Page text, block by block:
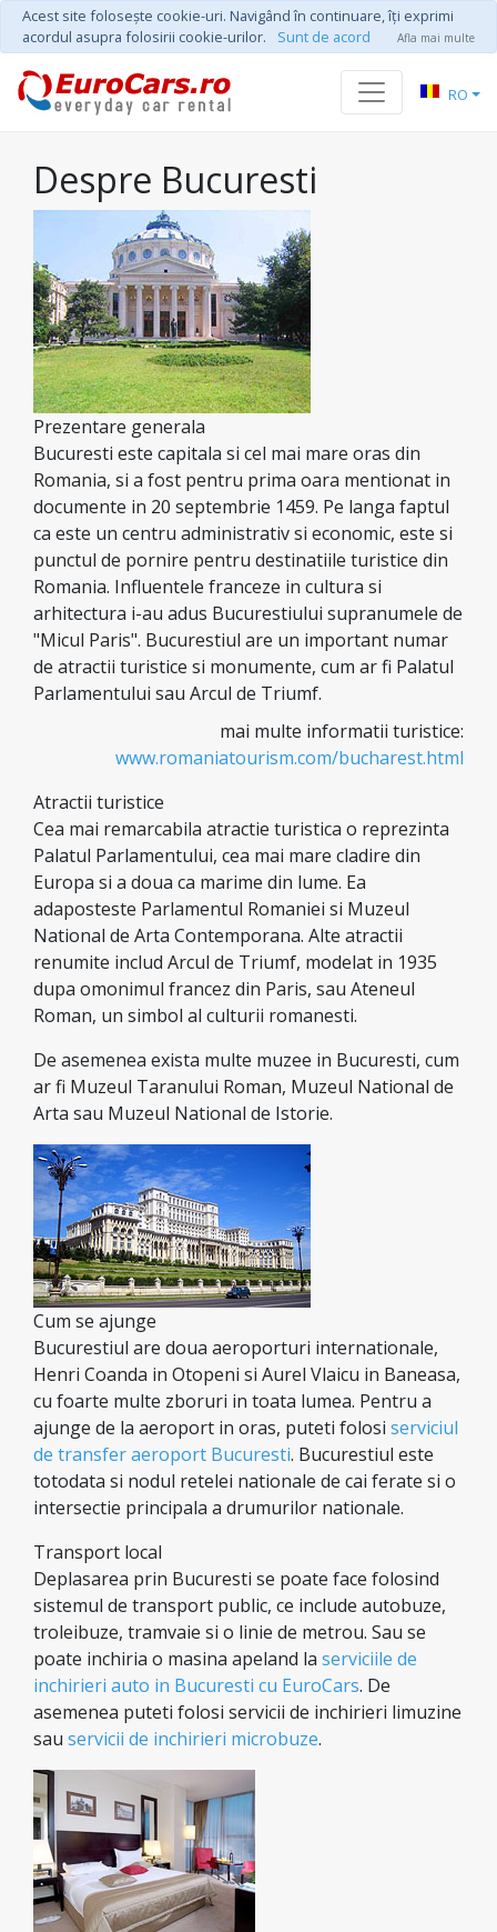
Acest site foloseşte cookie-uri. Navigând în continuare, îţi exprimi
acordul asupra folosirii cookie-urilor.
Sunt de acord Afla mai multe
RO
Despre Bucuresti
Prezentare generala
Bucuresti este capitala si cel mai mare oras din
Romania, si a fost pentru prima oara mentionat in
documente in 20 septembrie 1459. Pe langa faptul
ca este un centru administrativ si economic, este si
punctul de pornire pentru destinatiile turistice din
Romania. Influentele franceze in cultura si
arhitectura i-au adus Bucurestiului supranumele de
"Micul Paris". Bucurestiul are un important numar
de atractii turistice si monumente, cum ar fi Palatul
Parlamentului sau Arcul de Triumf.
mai multe informatii turistice:
www.romaniatourism.com/bucharest.html
Atractii turistice
Cea mai remarcabila atractie turistica o reprezinta
Palatul Parlamentului, cea mai mare cladire din
Europa si a doua ca marime din lume. Ea
adaposteste Parlamentul Romaniei si Muzeul
National de Arta Contemporana. Alte atractii
renumite includ Arcul de Triumf, modelat in 1935
dupa omonimul francez din Paris, sau Ateneul
Roman, un simbol al culturii romanesti.
De asemenea exista multe muzee in Bucuresti, cum
ar fi Muzeul Taranului Roman, Muzeul National de
Arta sau Muzeul National de Istorie.
Cum se ajunge
Bucurestiul are doua aeroporturi internationale,
Henri Coanda in Otopeni si Aurel Vlaicu in Baneasa,
cu foarte multe zboruri in toata lumea. Pentru a
ajunge de la aeroport in oras, puteti folosi serviciul
de transfer aeroport Bucuresti. Bucurestiul este
totodata si nodul retelei nationale de cai ferate si o
intersectie principala a drumurilor nationale.
Transport local
Deplasarea prin Bucuresti se poate face folosind
sistemul de transport public, ce include autobuze,
troleibuze, tramvaie si o linie de metrou. Sau se
poate inchiria o masina apeland la serviciile de
inchirieri auto in Bucuresti cu EuroCars. De
asemenea puteti folosi servicii de inchirieri limuzine
sau servicii de inchirieri microbuze.